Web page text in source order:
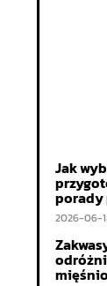
Jak
porady
2026-06-